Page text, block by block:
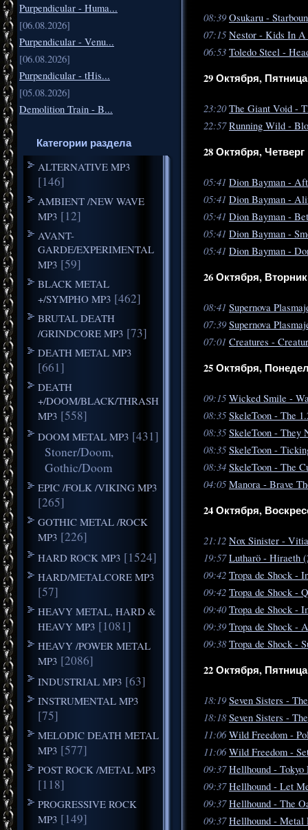
Purpendicular - Huma...
[06.08.2026]
Purpendicular - Venu...
[06.08.2026]
Purpendicular - tHis...
[05.08.2026]
Demolition Train - B...
Категории раздела
ALTERNATIVE MP3
[146]
AMBIENT /NEW WAVE
MP3 [12]
AVANT-
GARDE/EXPERIMENTAL
MP3 [59]
BLACK METAL
+/SYMPHO MP3 [462]
BRUTAL DEATH
/GRINDCORE MP3 [73]
DEATH METAL MP3
[661]
DEATH
+/DOOM/BLACK/THRASH
MP3 [558]
DOOM METAL MP3 [431]
Stoner/Doom,
Gothic/Doom
EPIC /FOLK /VIKING MP3
[265]
GOTHIC METAL /ROCK
MP3 [226]
HARD ROCK MP3 [1524]
HARD/METALCORE MP3
[57]
HEAVY METAL, HARD &
HEAVY MP3 [1081]
HEAVY /POWER METAL
MP3 [2086]
INDUSTRIAL MP3 [63]
INSTRUMENTAL MP3
[75]
MELODIC DEATH METAL
MP3 [577]
POST ROCK /METAL MP3
[118]
PROGRESSIVE ROCK
MP3 [149]
08:39 Osukaru -
07:15 Nestor - Kids In A
06:53 Toledo Steel -
29 Октября, Пятница
23:20 The Giant Void -
22:57 Running Wild -
28 Октября, Четверг
05:41 Dion Bayman -
05:41 Dion Bayman -
05:41 Dion Bayman -
05:41 Dion Bayman -
05:41 Dion Bayman -
26 Октября, Вторник
08:41 Supernova
07:39 Supernova
07:01 Creatures -
25 Октября,
09:15 Wicked Smile -
08:35 SkeleToon - The
08:35 SkeleToon - They
08:35 SkeleToon -
08:34 SkeleToon - The
04:05 Manora - Brave
24 Октября,
21:12 Nox Sinister -
19:57 Lutharö - Hiraeth
09:42 Tropa de Shock -
09:42 Tropa de Shock -
09:40 Tropa de Shock -
09:39 Tropa de Shock -
09:38 Tropa de Shock -
22 Октября, Пятница
18:19 Seven Sisters -
18:18 Seven Sisters -
11:06 Wild Freedom -
11:06 Wild Freedom -
09:37 Hellhound -
09:37 Hellhound - Let
09:37 Hellhound - The
09:37 Hellhound - Metal